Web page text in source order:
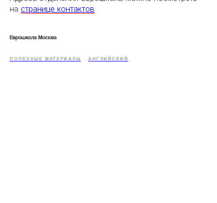
на странице контактов
Еврошкола Москва
ПОЛЕЗНЫЕ МАТЕРИАЛЫ АНГЛИЙСКИЙ